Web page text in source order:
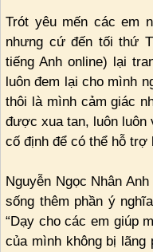
Trót yêu mến các em
nhưng cứ đến tối thứ
tiếng Anh online) lại
luôn đem lại cho mình
thôi là mình cảm giác
được xua tan, luôn luôn
cố định để có thể hỗ trợ
Nguyễn Ngọc Nhân
sống thêm phần ý
“Dạy cho các em giúp
của mình không bị